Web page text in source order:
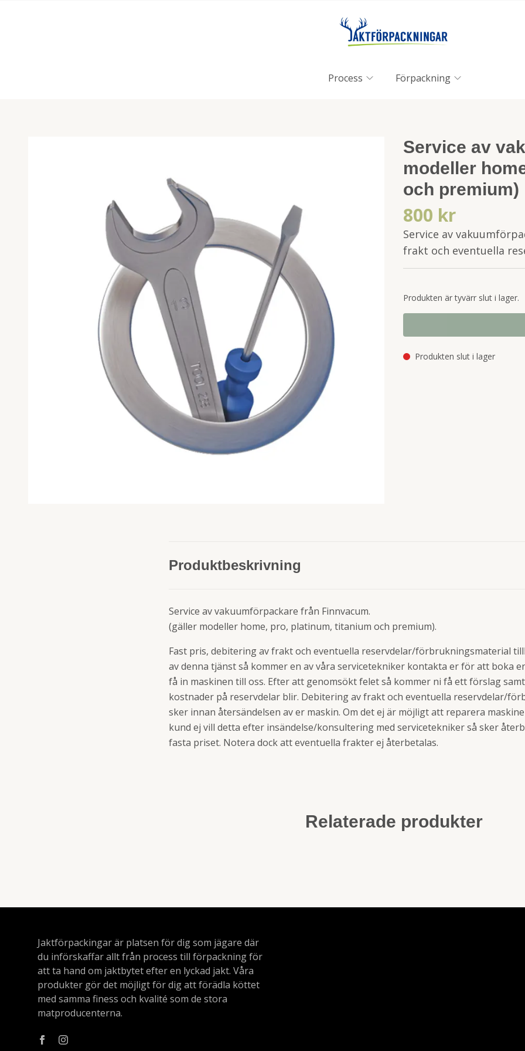
Process Förpackning
Service av
modeller
och premium)
800 kr
Service av
frakt och eventuella
Produkten är tyvärr slut i lager.
Produkten slut i lager
Produktbeskrivning
Service av vakuumförpackare från Finnvacum.
(gäller modeller home, pro, platinum, titanium och premium).
Fast pris, debitering av frakt och eventuella reservdelar/förbrukningsmaterial
av denna tjänst så kommer en av våra servicetekniker kontakta er för att boka
få in maskinen till oss. Efter att genomsökt felet så kommer ni få ett förslag
kostnader på reservdelar blir. Debitering av frakt och eventuella reservdelar/
sker innan återsändelsen av er maskin. Om det ej är möjligt att reparera
kund ej vill detta efter insändelse/konsultering med servicetekniker så sker
fasta priset. Notera dock att eventuella frakter ej återbetalas.
Relaterade produkter
Jaktförpackingar är platsen för dig som jägare där
du införskaffar allt från process till förpackning för
att ta hand om jaktbytet efter en lyckad jakt. Våra
produkter gör det möjligt för dig att förädla köttet
med samma finess och kvalité som de stora
matproducenterna.